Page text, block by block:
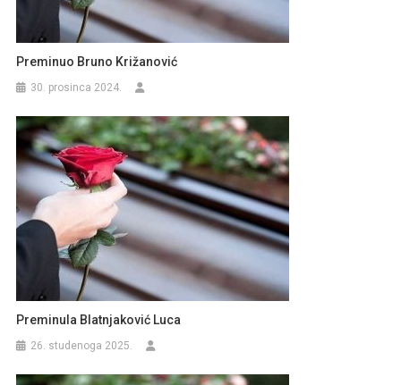
Preminuo Bruno Križanović
30. prosinca 2024.
Preminula Blatnjaković Luca
26. studenoga 2025.